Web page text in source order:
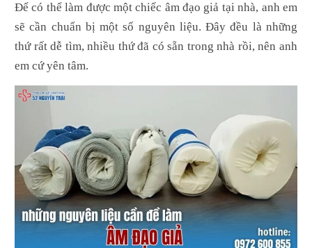
Để có thể làm được một chiếc âm đạo giả tại nhà, anh em
sẽ cần chuẩn bị một số nguyên liệu. Đây đều là những
thứ rất dễ tìm, nhiều thứ đã có sẵn trong nhà rồi, nên anh
em cứ yên tâm.